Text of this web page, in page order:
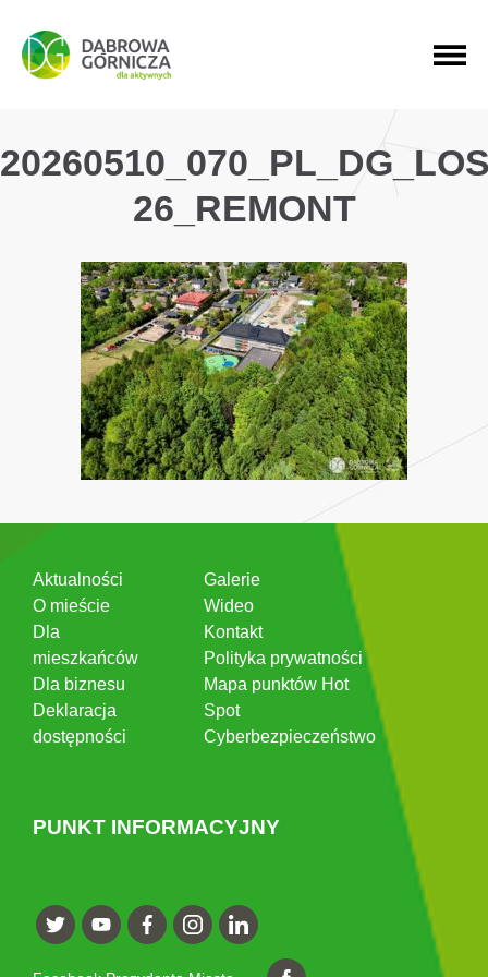
PRZEJDŹ DO MENU GŁÓWNEGO
PRZEJDŹ DO WYSZUKIWARKI
PRZEJDŹ DO TREŚCI
26_REMONT
Aktualności
O mieście
Dla
mieszkańców
Dla biznesu
Deklaracja
dostępności
Galerie
Wideo
Kontakt
Polityka prywatności
Mapa punktów Hot
Spot
Cyberbezpieczeństwo
PUNKT INFORMACYJNY